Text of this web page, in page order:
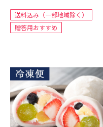
送料込み（一部地域除く）
贈答用おすすめ